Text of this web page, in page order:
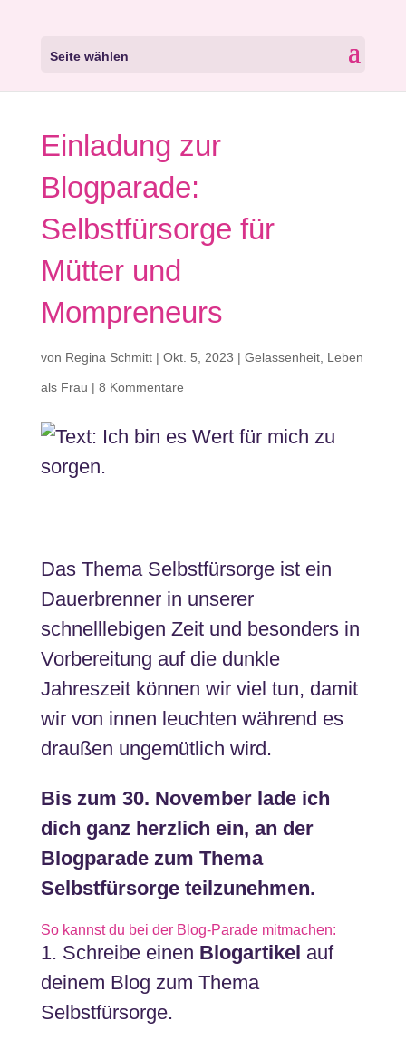
Seite wählen
Einladung zur
Blogparade:
Selbstfürsorge für
Mütter und
Mompreneurs
von Regina Schmitt| Okt. 5, 2023 | Gelassenheit, Leben
als Frau | 8 Kommentare
Das Thema Selbstfürsorge ist ein
Dauerbrenner in unserer
schnelllebigen Zeit und besonders in
Vorbereitung auf die dunkle
Jahreszeit können wir viel tun, damit
wir von innen leuchten während es
draußen ungemütlich wird.
Bis zum 30. November lade ich
dich ganz herzlich ein, an der
Blogparade zum Thema
Selbstfürsorge teilzunehmen.
So kannst du bei der Blog-Parade mitmachen:
1. Schreibe einen Blogartikel auf
deinem Blog zum Thema
Selbstfürsorge.